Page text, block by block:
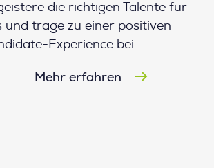
die richtigen Talente für
und trage zu einer positiven
Experience bei.
Mehr erfahren